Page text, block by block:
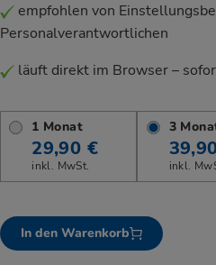
empfohlen von
Personalverantwortlichen
läuft direkt im Browser –
1 Monat
29,90 €
inkl. MwSt.
3
inkl.
In den Warenkorb